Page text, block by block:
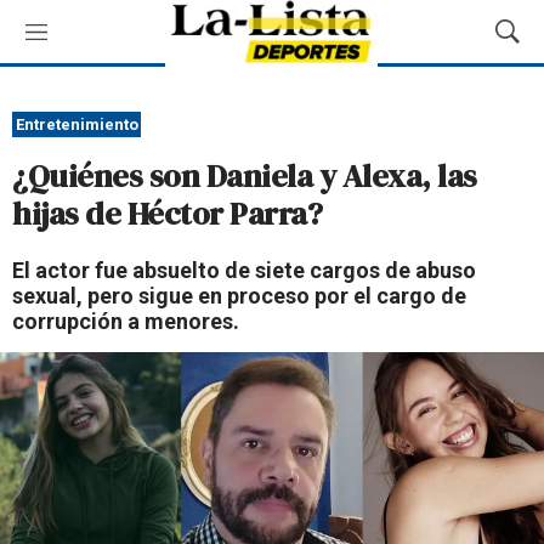
M
e
ú
M
o
e
a
Entretenimiento
¿Quiénes son Daniela y Alexa, las
hijas de Héctor Parra?
El actor fue absuelto de siete cargos de abuso
sexual, pero sigue en proceso por el cargo de
corrupción a menores.